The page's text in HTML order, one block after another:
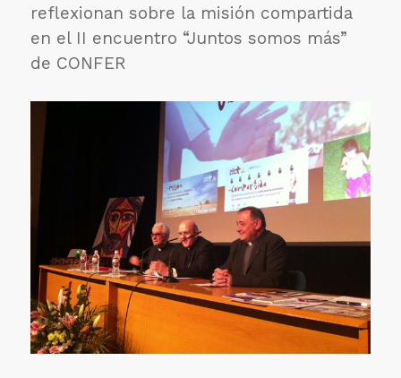
reflexionan sobre la misión compartida
en el II encuentro “Juntos somos más”
de CONFER